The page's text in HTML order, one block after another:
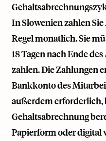
In Slowenien zahlen
Regel monatlich. Sie
18 Tagen nach Ende
zahlen. Die Zahlungen
Bankkonto des
außerdem erforderlich,
Gehaltsabrechnung
Papierform oder digital